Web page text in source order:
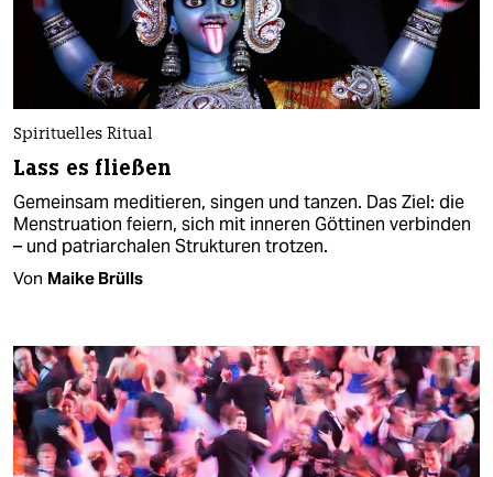
Spirituelles Ritual
Lass es fließen
Gemeinsam meditieren, singen und tanzen. Das Ziel: die
Menstruation feiern, sich mit inneren Göttinen verbinden
– und patriarchalen Strukturen trotzen.
Von Maike Brülls